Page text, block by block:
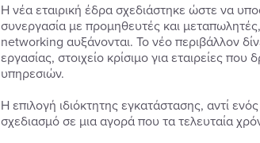
Η νέα εταιρική έδρα σχεδιάστηκε ώστε να
συνεργασία με προμηθευτές και
networking αυξάνονται. Το νέο περιβάλλον
εργασίας, στοιχείο κρίσιμο για εταιρείες
υπηρεσιών.
Η επιλογή ιδιόκτητης εγκατάστασης, αντί
σχεδιασμό σε μια αγορά που τα τελευταία